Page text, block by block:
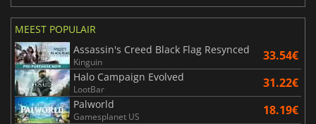
MEEST POPULAIR
Assassin's Creed Black Flag Resynced
Kinguin 33.54€
Halo Campaign Evolved
LootBar 31.22€
Palworld
Gamesplanet US 18.19€